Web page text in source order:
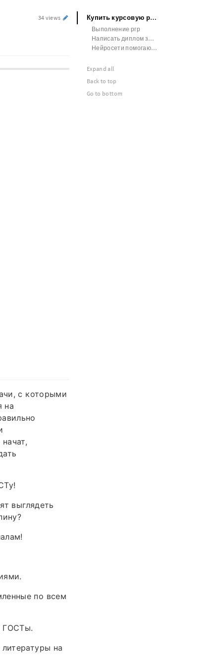
34 views
с которыми
на
выглядеть
по всем
ГОСТы.
на
Купить курсовую работу
Выполнение ргр
Написать диплом за 1 день
Нейросети помогающие написать диплом
Expand all
Back to top
Go to bottom